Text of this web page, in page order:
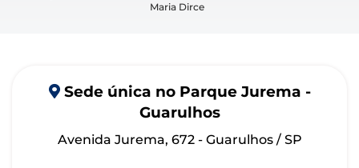
Maria Dirce
Sede única no Parque Jurema -
Guarulhos
Avenida Jurema, 672 - Guarulhos / SP